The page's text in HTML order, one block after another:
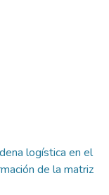
logística en el
de la matriz